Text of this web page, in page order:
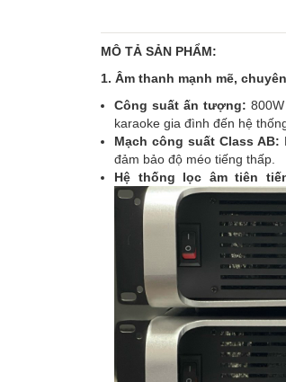
MÔ TẢ SẢN PHẨM:
1. Âm thanh mạnh mẽ,
Công suất ấn tượng:
karaoke gia đình đến hệ
Mạch công suất Class AB:
đảm bảo độ méo tiếng thấp.
Hệ thống lọc âm tiên